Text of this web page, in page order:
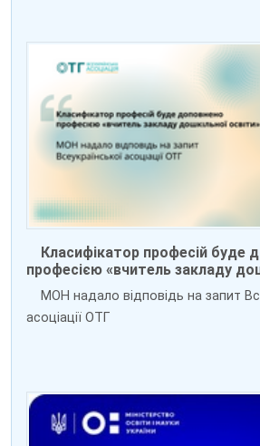
Класифікатор професій буде
професією «вчитель закладу
МОН надало відповідь на запит
асоціації ОТГ